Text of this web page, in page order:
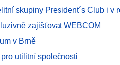
skupiny President´s Club i v
zajišťovat WEBCOM
v Brně
utilitní společnosti